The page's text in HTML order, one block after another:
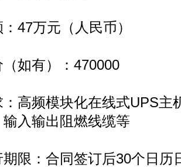
万元（人民币）
如有）：470000
频模块化在线式UPS主
入输出阻燃线缆等
：合同签订后30个日历